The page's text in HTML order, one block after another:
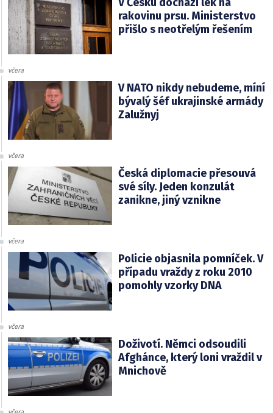
rakovinu prsu. Ministerstvo
přišlo s neotřelým řešením
včera
V NATO nikdy nebudeme, míní
bývalý šéf ukrajinské armády
Zalužnyj
včera
Česká diplomacie přesouvá
své síly. Jeden konzulát
zanikne, jiný vznikne
včera
Policie objasnila pomníček. V
případu vraždy z roku 2010
pomohly vzorky DNA
včera
Doživotí. Němci odsoudili
Afghánce, který loni vraždil v
Mnichově